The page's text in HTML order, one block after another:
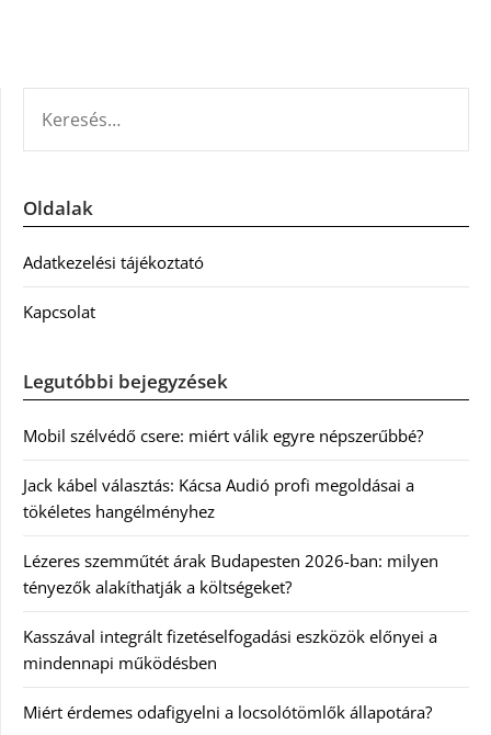
Oldalak
Adatkezelési tájékoztató
Kapcsolat
Legutóbbi bejegyzések
Mobil szélvédő csere: miért válik egyre népszerűbbé?
Jack kábel választás: Kácsa Audió profi megoldásai a
tökéletes hangélményhez
Lézeres szemműtét árak Budapesten 2026-ban: milyen
tényezők alakíthatják a költségeket?
Kasszával integrált fizetéselfogadási eszközök előnyei a
mindennapi működésben
Miért érdemes odafigyelni a locsolótömlők állapotára?